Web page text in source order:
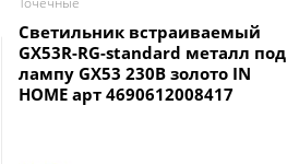
Светильник встраиваемый
GX53R-RG-standard металл под
лампу GX53 230В золото IN
HOME арт 4690612008417